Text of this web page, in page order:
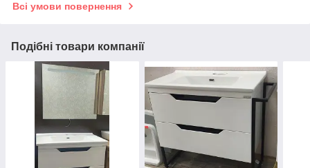
Всі умови повернення
Подібні товари компанії